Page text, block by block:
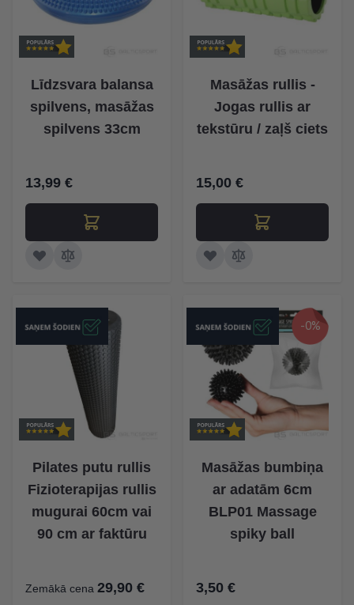
Līdzsvara balansa
spilvens, masāžas
spilvens 33cm
13,99 €
Masāžas rullis -
Jogas rullis ar
tekstūru / zaļš ciets
15,00 €
Pilates putu rullis
Fizioterapijas rullis
mugurai 60cm vai
90 cm ar faktūru
Zemākā cena 29,90 €
-0%
Masāžas bumbiņa
ar adatām 6cm
BLP01 Massage
spiky ball
3,50 €